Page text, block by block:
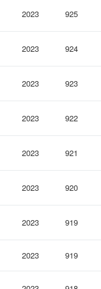
2023 925
2023 924
2023 923
2023 922
2023 921
2023 920
2023 919
2023 919